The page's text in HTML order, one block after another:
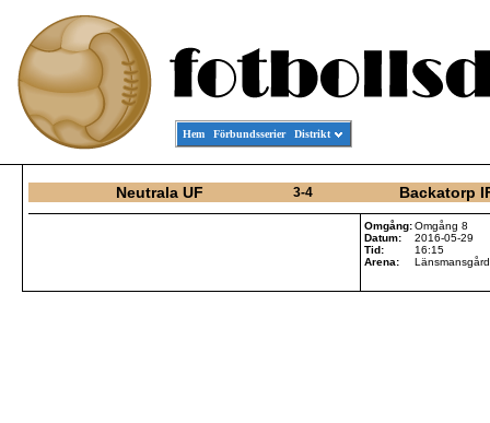
Hem Förbundsserier Distrikt
Neutrala UF 3-4 Backatorp
Omgång:Omgång 8
Datum:
2016-05-29
Tid:
16:15
Arena: